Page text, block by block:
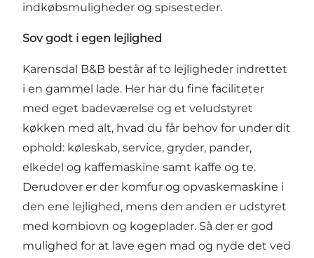
indkøbsmuligheder og spisesteder.
Sov godt i egen lejlighed
Karensdal B&B består af to lejligheder indrettet
i en gammel lade. Her har du fine faciliteter
med eget badeværelse og et veludstyret
køkken med alt, hvad du får behov for under dit
ophold: køleskab, service, gryder, pander,
elkedel og kaffemaskine samt kaffe og te.
Derudover er der komfur og opvaskemaskine i
den ene lejlighed, mens den anden er udstyret
med kombiovn og kogeplader. Så der er god
mulighed for at lave egen mad og nyde det ved